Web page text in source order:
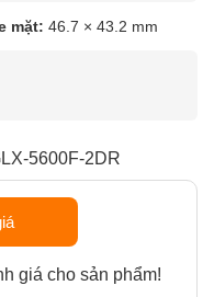
mặt: 46.7 × 43.2 mm
5600F-2DR
giá cho sản phẩm!